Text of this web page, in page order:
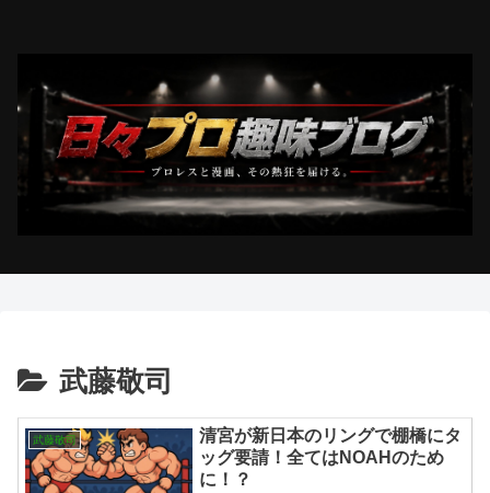
武藤敬司
武藤敬司
清宮が新日本のリングで棚橋にタ
ッグ要請！全てはNOAHのため
に！？